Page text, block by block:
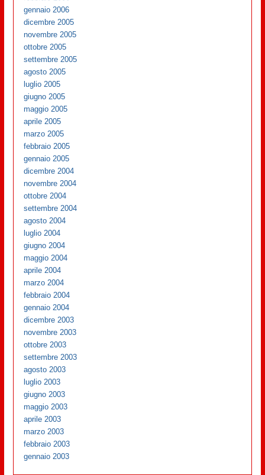
gennaio 2006
dicembre 2005
novembre 2005
ottobre 2005
settembre 2005
agosto 2005
luglio 2005
giugno 2005
maggio 2005
aprile 2005
marzo 2005
febbraio 2005
gennaio 2005
dicembre 2004
novembre 2004
ottobre 2004
settembre 2004
agosto 2004
luglio 2004
giugno 2004
maggio 2004
aprile 2004
marzo 2004
febbraio 2004
gennaio 2004
dicembre 2003
novembre 2003
ottobre 2003
settembre 2003
agosto 2003
luglio 2003
giugno 2003
maggio 2003
aprile 2003
marzo 2003
febbraio 2003
gennaio 2003